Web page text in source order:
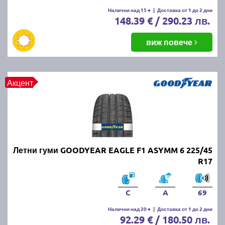
Летните гуми се считат за износени, когато
дълбочината на протектора падне под 1.6 мм.
Въпреки това, за по-добро сцепление и
безопасност се препоръчва смяната им при
дълбочина под 3 мм.
ПРОЧЕТИ ОЩЕ:Има ли закон за зимни гуми в
България?
Можем ли да шофираме със
зимни гуми през лятото?
Въпреки че е законно, не се препоръчва, защото
зимните гуми са направени от по-мека смес, която
се износва по-бързо при високи температури.
Освен това, те имат по-дълъг спирачен път и по-
слабо сцепление на суха и мокра настилка през
Налични над 15 + | Доставка от 1 до 2 дни
148.39 € / 290.23 лв.
виж повече
Акцент
Летни гуми GOODYEAR EAGLE F1 ASYMM 6 225/45
R17
C A 69
Налични над 20 + | Доставка от 1 до 2 дни
92.29 € / 180.50 лв.